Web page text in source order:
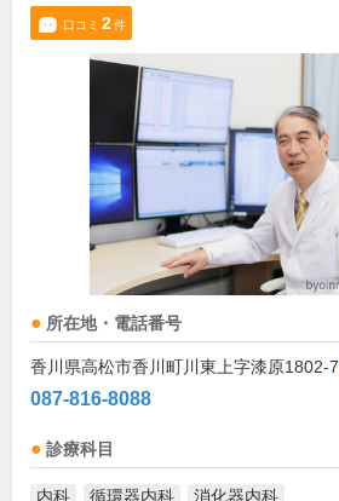
口コミ 2件
所在地・電話番号
香川県高松市香川町川東上字漆原1802-7
087-816-8088
診療科目
内科 循環器内科 消化器内科